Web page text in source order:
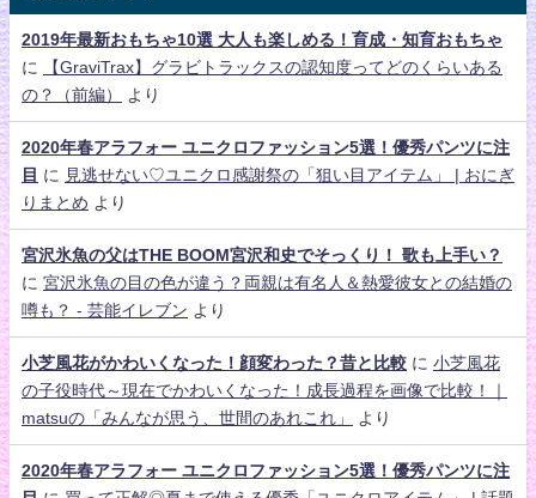
2019年最新おもちゃ10選 大人も楽しめる！育成・知育おもちゃ
に
【GraviTrax】グラビトラックスの認知度ってどのくらいある
の？（前編）
より
2020年春アラフォー ユニクロファッション5選！優秀パンツに注
目 に
見逃せない♡ユニクロ感謝祭の「狙い目アイテム」 | おにぎ
りまとめ より
宮沢氷魚の父はTHE BOOM宮沢和史でそっくり！ 歌も上手い？
に 宮沢氷魚の目の色が違う？両親は有名人＆熱愛彼女との結婚の
噂も？ - 芸能イレブン より
小芝風花がかわいくなった！顔変わった？昔と比較 に 小芝風花
の子役時代～現在でかわいくなった！成長過程を画像で比較！｜
matsuの「みんなが思う、世間のあれこれ」
より
2020年春アラフォー ユニクロファッション5選！優秀パンツに注